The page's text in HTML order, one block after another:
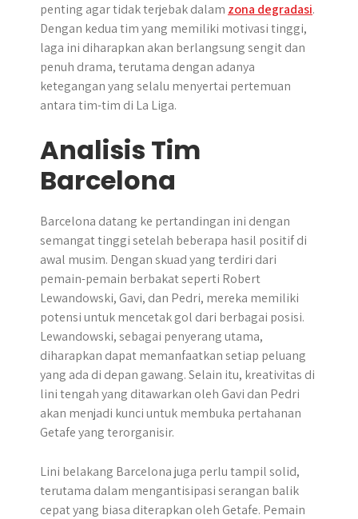
penting agar tidak terjebak dalam zona degradasi.
Dengan kedua tim yang memiliki motivasi tinggi,
laga ini diharapkan akan berlangsung sengit dan
penuh drama, terutama dengan adanya
ketegangan yang selalu menyertai pertemuan
antara tim-tim di La Liga.
Analisis Tim
Barcelona
Barcelona datang ke pertandingan ini dengan
semangat tinggi setelah beberapa hasil positif di
awal musim. Dengan skuad yang terdiri dari
pemain-pemain berbakat seperti Robert
Lewandowski, Gavi, dan Pedri, mereka memiliki
potensi untuk mencetak gol dari berbagai posisi.
Lewandowski, sebagai penyerang utama,
diharapkan dapat memanfaatkan setiap peluang
yang ada di depan gawang. Selain itu, kreativitas di
lini tengah yang ditawarkan oleh Gavi dan Pedri
akan menjadi kunci untuk membuka pertahanan
Getafe yang terorganisir.
Lini belakang Barcelona juga perlu tampil solid,
terutama dalam mengantisipasi serangan balik
cepat yang biasa diterapkan oleh Getafe. Pemain